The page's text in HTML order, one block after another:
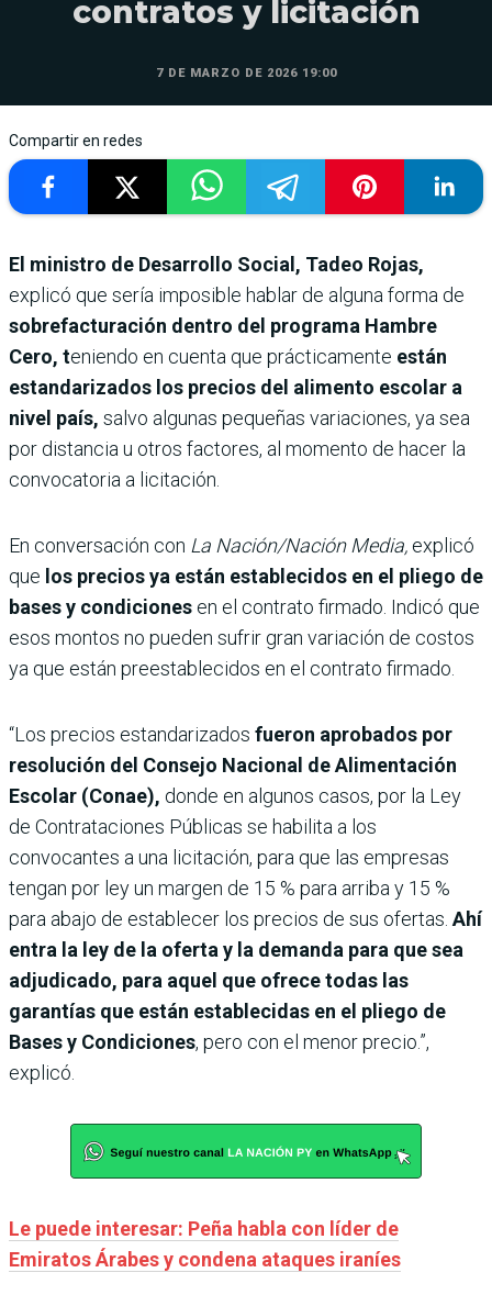
contratos y licitación
7 DE MARZO DE 2026 19:00
Compartir en redes
El ministro de Desarrollo Social, Tadeo Rojas,
explicó que sería imposible hablar de alguna forma de
sobrefacturación dentro del programa Hambre
Cero, teniendo en cuenta que prácticamente están
estandarizados los precios del alimento escolar a
nivel país, salvo algunas pequeñas variaciones, ya sea
por distancia u otros factores, al momento de hacer la
convocatoria a licitación.
En conversación con La Nación/Nación Media, explicó
que los precios ya están establecidos en el pliego de
bases y condiciones en el contrato firmado. Indicó que
esos montos no pueden sufrir gran variación de costos
ya que están preestablecidos en el contrato firmado.
“Los precios estandarizados fueron aprobados por
resolución del Consejo Nacional de Alimentación
Escolar (Conae), donde en algunos casos, por la Ley
de Contrataciones Públicas se habilita a los
convocantes a una licitación, para que las empresas
tengan por ley un margen de 15 % para arriba y 15 %
para abajo de establecer los precios de sus ofertas. Ahí
entra la ley de la oferta y la demanda para que sea
adjudicado, para aquel que ofrece todas las
garantías que están establecidas en el pliego de
Bases y Condiciones, pero con el menor precio.”,
explicó.
Le puede interesar: Peña habla con líder de
Emiratos Árabes y condena ataques iraníes